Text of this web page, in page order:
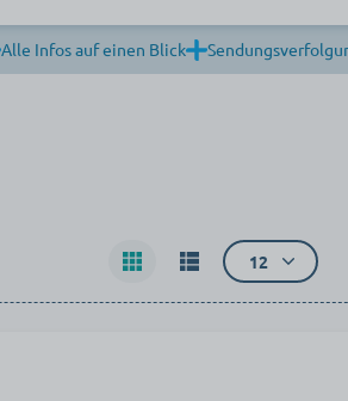
Alle Infos auf einen Blick
12